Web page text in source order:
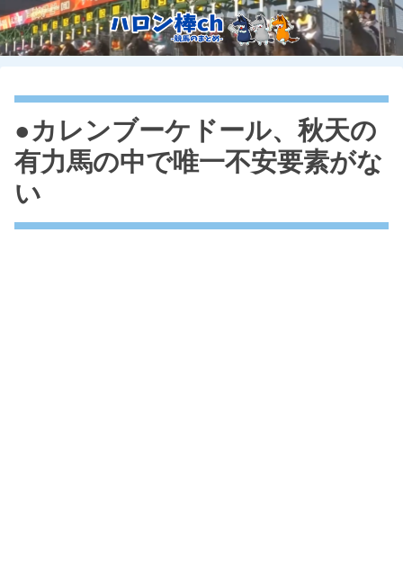
●カレンブーケドール、秋天の
有力馬の中で唯一不安要素がな
い